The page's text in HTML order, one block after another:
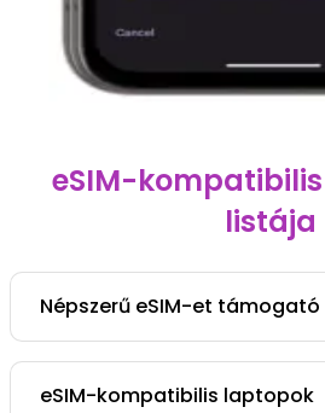
eSIM-
listája
Népszerű eSIM-et
eSIM-kompatibilis laptopok